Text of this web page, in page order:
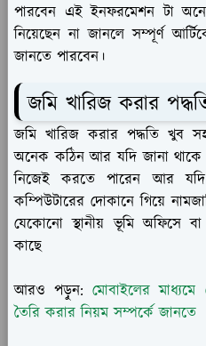
পারবেন এই ইনফরমেশন টা
নিয়েছেন না জানলে সম্পূর্ণ
জানতে পারবেন।
জমি খারিজ করার
জমি খারিজ করার পদ্ধতি খুব
অনেক কঠিন আর যদি জানা
নিজেই করতে পারেন আর
কম্পিউটারের দোকানে গিয়ে
যেকোনো স্থানীয় ভূমি অফিসে
কাছে
আরও পড়ুন:মোবাইলের
তৈরি করার নিয়ম সম্পর্কে জানতে